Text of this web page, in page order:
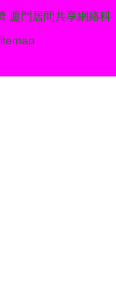
廈門居間共享網絡科